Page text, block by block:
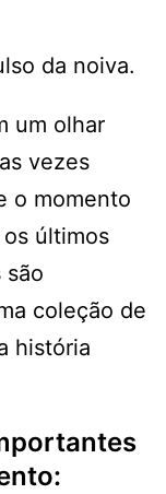
um olhar
vezes
o momento
últimos
são
coleção de
história